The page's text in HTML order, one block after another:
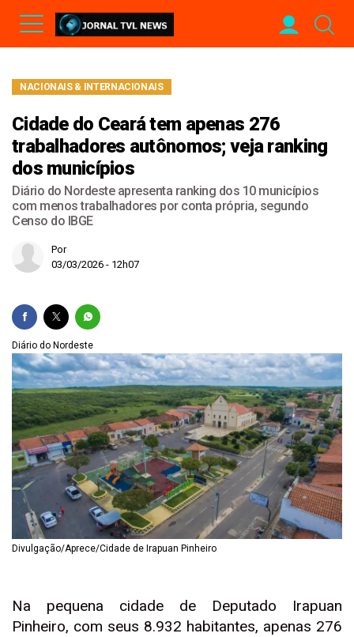
NACIONAIS & INTERNACIONAIS
Cidade do Ceará tem apenas 276
trabalhadores autônomos; veja ranking
dos municípios
Diário do Nordeste apresenta ranking dos 10 municípios
com menos trabalhadores por conta própria, segundo
Censo do IBGE
Por
03/03/2026 - 12h07
Diário do Nordeste
Divulgação/Aprece/Cidade de Irapuan Pinheiro
Na pequena cidade de Deputado Irapuan
Pinheiro, com seus 8.932 habitantes, apenas 276